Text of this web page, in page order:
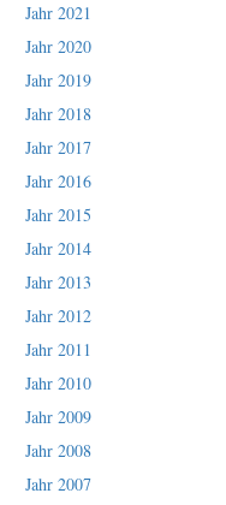
Jahr 2021
Jahr 2020
Jahr 2019
Jahr 2018
Jahr 2017
Jahr 2016
Jahr 2015
Jahr 2014
Jahr 2013
Jahr 2012
Jahr 2011
Jahr 2010
Jahr 2009
Jahr 2008
Jahr 2007